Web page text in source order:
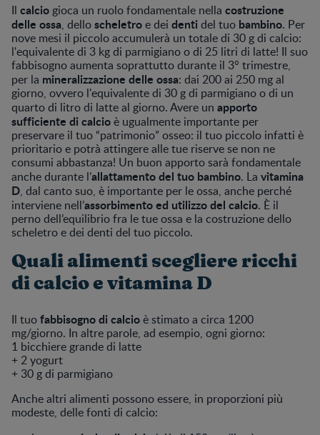
Il calcio gioca un ruolo fondamentale nella costruzione
delle ossa, delloscheletroe dei dentidel tuo bambino. Per
nove mesi il piccolo accumulerà un totale di 30 g di calcio:
l'equivalente di 3 kg di parmigiano o di 25 litri di latte! Il suo
fabbisogno aumenta soprattutto durante il 3° trimestre,
per la mineralizzazione delle ossa: dai 200 ai 250 mg al
giorno, ovvero l'equivalente di 30 g di parmigiano o di un
quarto di litro di latte al giorno. Avere un apporto
sufficiente di calcioè ugualmente importante per
preservare il tuo “patrimonio” osseo: il tuo piccolo infatti è
prioritario e potrà attingere alle tue riserve se non ne
consumi abbastanza! Un buon apporto sarà fondamentale
anche durante l’allattamento del tuo bambino. La vitamina
D, dal canto suo, è importante per le ossa, anche perché
interviene nell’assorbimento ed utilizzo del calcio. È il
perno dell’equilibrio fra le tue ossa e la costruzione dello
scheletro e dei denti del tuo piccolo.
Quali alimenti scegliere ricchi
di calcio e vitamina D
Il tuofabbisogno di calcioè stimato a circa 1200
mg/giorno. In altre parole, ad esempio, ogni giorno:
1 bicchiere grande di latte
+ 2 yogurt
+ 30 g di parmigiano
Anche altri alimenti possono essere, in proporzioni più
modeste, delle fonti di calcio: